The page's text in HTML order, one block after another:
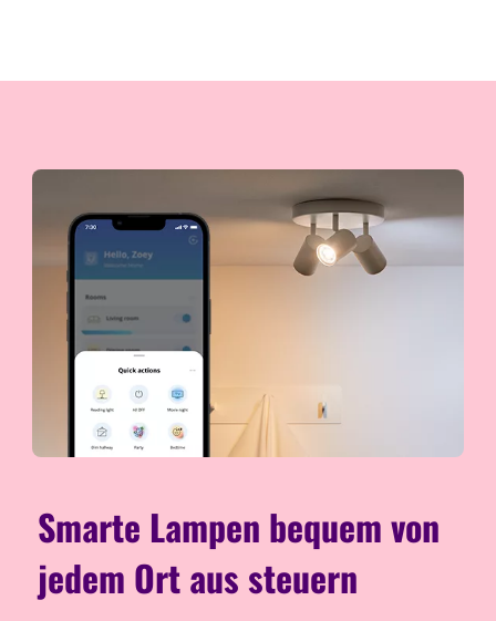
Smarte Lampen bequem von
jedem Ort aus steuern